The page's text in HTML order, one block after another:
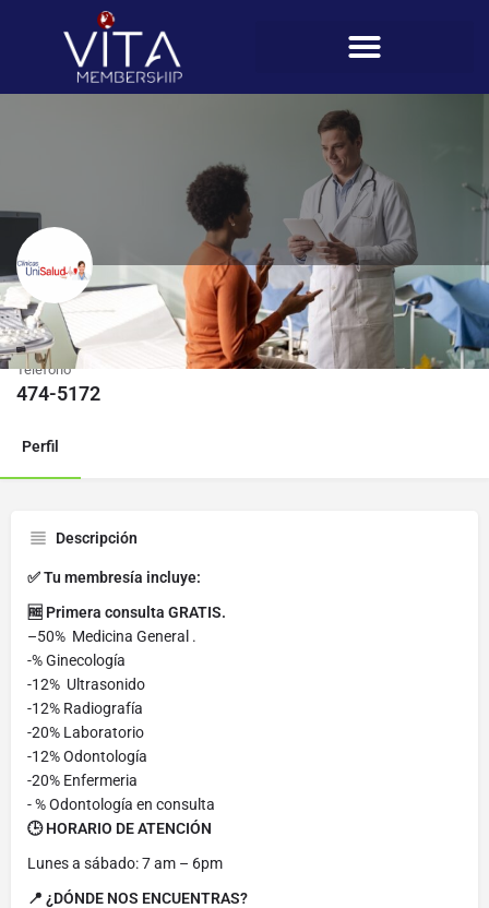
Unisalud, S.A (Colón)
Teléfono
474-5172
Perfil
Descripción
✅ Tu membresía incluye:
🆓 Primera consulta GRATIS.
–50% Medicina General .
-% Ginecología
-12% Ultrasonido
-12% Radiografía
-20% Laboratorio
-12% Odontología
-20% Enfermeria
- % Odontología en consulta
🕒 HORARIO DE ATENCIÓN
Lunes a sábado: 7 am – 6pm
📍 ¿DÓNDE NOS ENCUENTRAS?